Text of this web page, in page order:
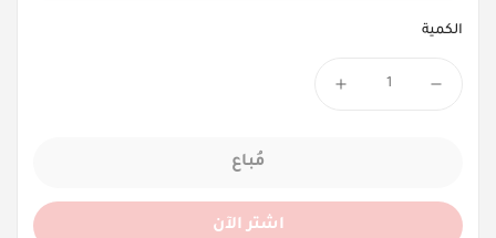
الكمية
مُباع
اشتر الآن